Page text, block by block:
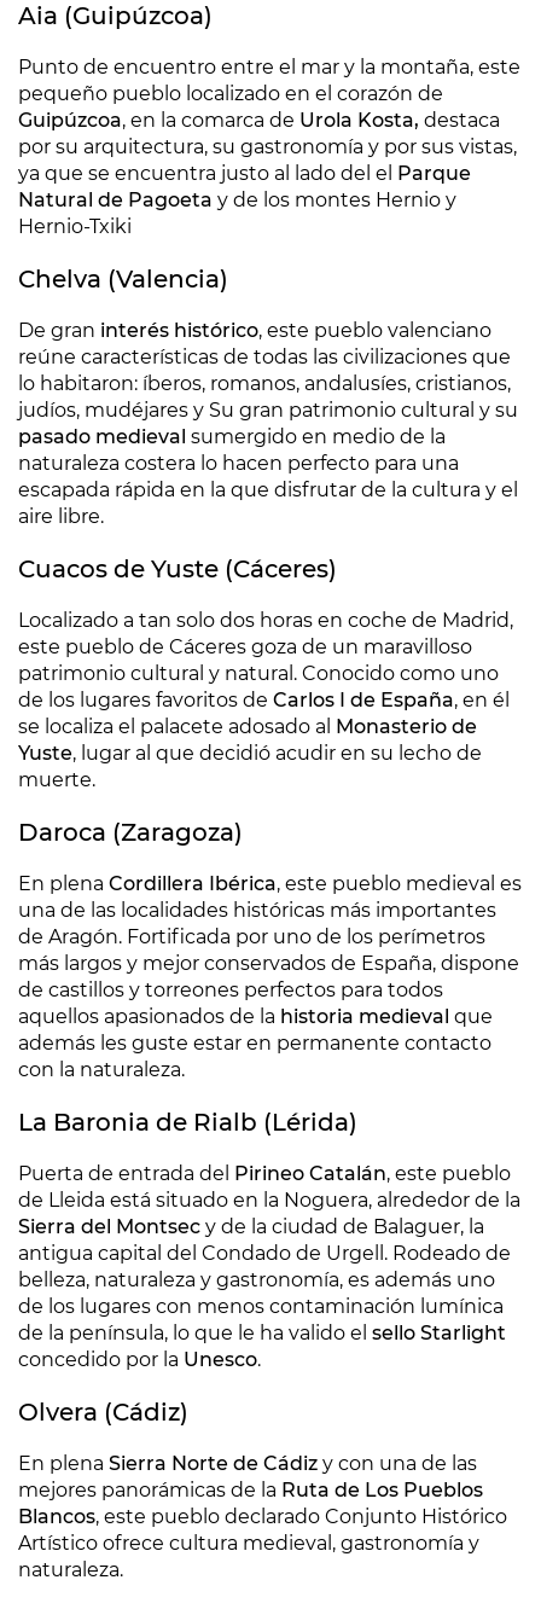
Aia (Guipúzcoa)
Punto de encuentro entre el mar y la montaña, este
pequeño pueblo localizado en el corazón de
Guipúzcoa, en la comarca de Urola Kosta, destaca
por su arquitectura, su gastronomía y por sus vistas,
ya que se encuentra justo al lado del el Parque
Natural de Pagoeta y de los montes Hernio y
Hernio-Txiki
Chelva (Valencia)
De gran interés histórico, este pueblo valenciano
reúne características de todas las civilizaciones que
lo habitaron: íberos, romanos, andalusíes, cristianos,
judíos, mudéjares y Su gran patrimonio cultural y su
pasado medieval sumergido en medio de la
naturaleza costera lo hacen perfecto para una
escapada rápida en la que disfrutar de la cultura y el
aire libre.
Cuacos de Yuste (Cáceres)
Localizado a tan solo dos horas en coche de Madrid,
este pueblo de Cáceres goza de un maravilloso
patrimonio cultural y natural. Conocido como uno
de los lugares favoritos de Carlos I de España, en él
se localiza el palacete adosado al Monasterio de
Yuste, lugar al que decidió acudir en su lecho de
muerte.
Daroca (Zaragoza)
En plena Cordillera Ibérica, este pueblo medieval es
una de las localidades históricas más importantes
de Aragón. Fortificada por uno de los perímetros
más largos y mejor conservados de España, dispone
de castillos y torreones perfectos para todos
aquellos apasionados de la historia medieval que
además les guste estar en permanente contacto
con la naturaleza.
La Baronia de Rialb (Lérida)
Puerta de entrada del Pirineo Catalán, este pueblo
de Lleida está situado en la Noguera, alrededor de la
Sierra del Montsec y de la ciudad de Balaguer, la
antigua capital del Condado de Urgell. Rodeado de
belleza, naturaleza y gastronomía, es además uno
de los lugares con menos contaminación lumínica
de la península, lo que le ha valido el sello Starlight
concedido por la Unesco.
Olvera (Cádiz)
En plena Sierra Norte de Cádiz y con una de las
mejores panorámicas de la Ruta de Los Pueblos
Blancos, este pueblo declarado Conjunto Histórico
Artístico ofrece cultura medieval, gastronomía y
naturaleza.